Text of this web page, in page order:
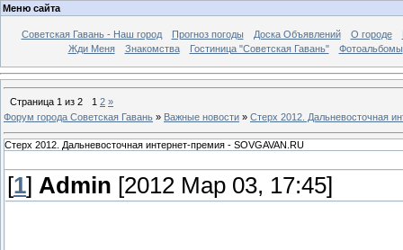
Меню сайта
Советская Гавань - Наш город Прогноз погоды Доска Объявлений О городе
Жди Меня
Знакомства Гостиница "Советская Гавань" Фотоальбомы
Страница 1 из 2 1 2 »
Форум города Советская Гавань » Важные новости » Стерх 2012. Дальневосточная
Стерх 2012. Дальневосточная интернет-премия - SOVGAVAN.RU
[1] Admin [2012 Мар 03, 17:45]